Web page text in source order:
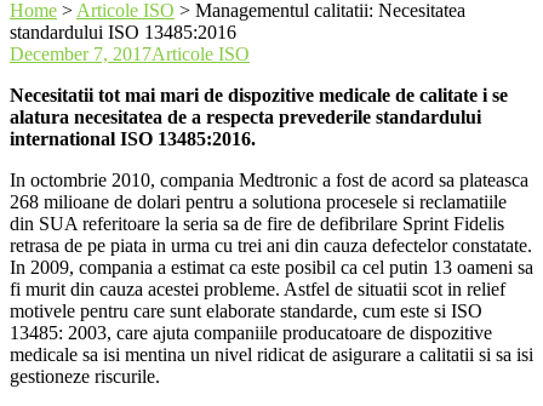
Home > Articole ISO > Managementul calitatii: Necesitatea
standardului ISO 13485:2016
December 7, 2017Articole ISO
Necesitatii tot mai mari de dispozitive medicale de calitate i se
alatura necesitatea de a respecta prevederile standardului
international ISO 13485:2016.
In octombrie 2010, compania Medtronic a fost de acord sa plateasca
268 milioane de dolari pentru a solutiona procesele si reclamatiile
din SUA referitoare la seria sa de fire de defibrilare Sprint Fidelis
retrasa de pe piata in urma cu trei ani din cauza defectelor constatate.
In 2009, compania a estimat ca este posibil ca cel putin 13 oameni sa
fi murit din cauza acestei probleme. Astfel de situatii scot in relief
motivele pentru care sunt elaborate standarde, cum este si ISO
13485: 2003, care ajuta companiile producatoare de dispozitive
medicale sa isi mentina un nivel ridicat de asigurare a calitatii si sa isi
gestioneze riscurile.